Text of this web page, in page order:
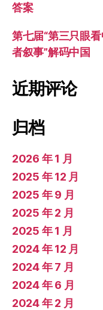
答案
第七届“第三只眼
者叙事”解码中国
近期评论
归档
2026 年 1 月
2025 年 12 月
2025 年 9 月
2025 年 2 月
2025 年 1 月
2024 年 12 月
2024 年 7 月
2024 年 6 月
2024 年 2 月